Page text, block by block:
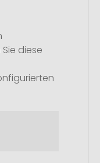
diese